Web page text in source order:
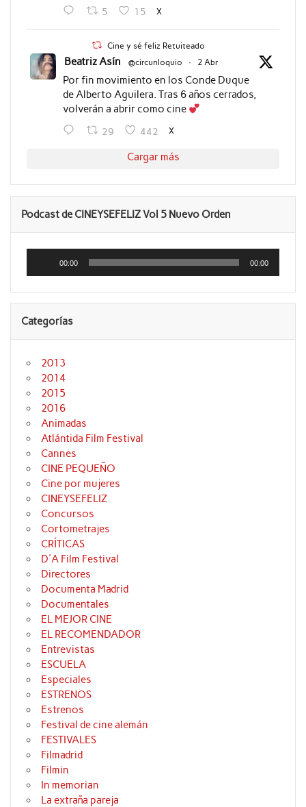
5 15 X
Cine y sé feliz Retuiteado
Beatriz Asín @circunloquio · 2 Abr
Por fin movimiento en los Conde Duque
de Alberto Aguilera. Tras 6 años cerrados,
volverán a abrir como cine
29 442 X
Cargar más
Podcast de CINEYSEFELIZ Vol 5 Nuevo Orden
Reproductor
audio
00:00 00:00
Categorías
2013
2014
2015
2016
Animadas
Atlántida Film Festival
Cannes
CINE PEQUEÑO
Cine por mujeres
CINEYSEFELIZ
Concursos
Cortometrajes
CRÍTICAS
D'A Film Festival
Directores
Documenta Madrid
Documentales
EL MEJOR CINE
EL RECOMENDADOR
Entrevistas
ESCUELA
Especiales
ESTRENOS
Estrenos
Festival de cine alemán
FESTIVALES
Filmadrid
Filmin
In memorian
La extraña pareja